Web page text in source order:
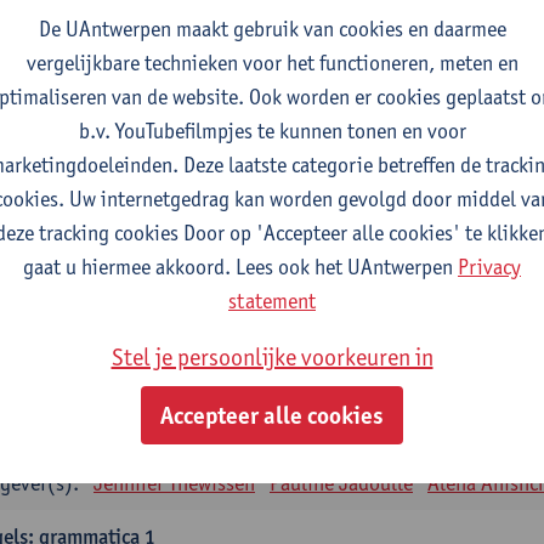
studiepunten
Remco Sleiderink
tot de algemene taalwetenschap
2E SEM
studiepunten
Astrid De Wit Peter Petré
verplichte opleidingsonderdelen
Marilize Pretorius Alena Anishchanka
Taalbeheersing 2
2E SEM
Jennifer Thewissen Pauline Jadoulle Alena
grammatica 1
De UAntwerpen maakt gebruik van cookies en daarmee
vergelijkbare technieken voor het functioneren, meten en
van de website. Ook worden er cookies geplaatst
b.v. YouTubefilmpjes te kunnen tonen en voor
Deze laatste categorie betreffen de
Uw internetgedrag kan worden gevolgd door middel
tracking cookies Door op 'Accepteer alle cookies' te
gaat u hiermee akkoord. Lees ook het UAntwerpen Privacy
statement
Stel je persoonlijke voorkeuren in
Accepteer alle cookies